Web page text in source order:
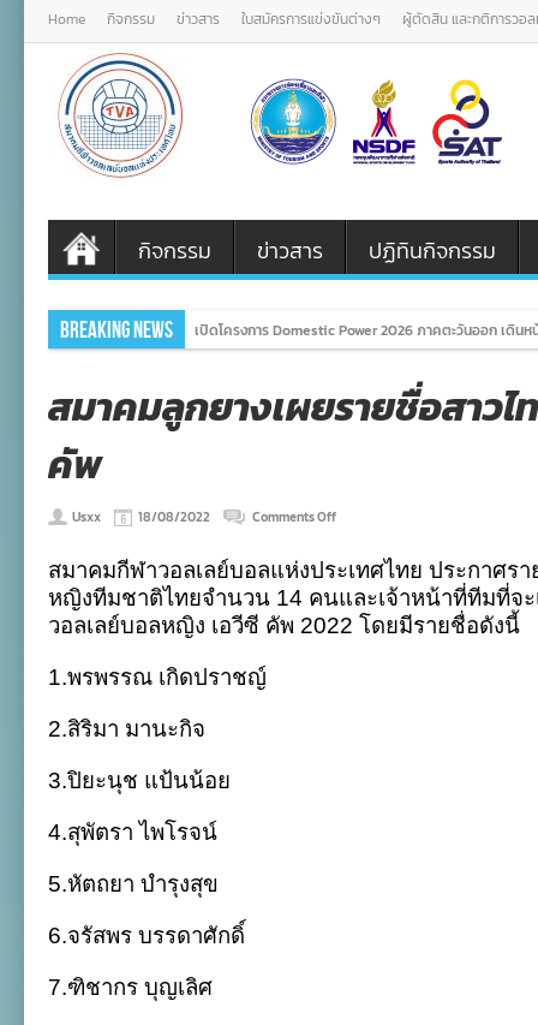
Home กิจกรรม ข่าวสาร ใบสมัครการแข่งขันต่างๆ ผู้ตัดสิน และกติการวอ
กิจกรรม ข่าวสาร ปฏิทินกิจกรรม
Breaking News เปิดโครงการ Domestic Power 2026 ภาคตะวันออก เดิ
สมาคมลูกยางเผยรายชื่อสาว
คัพ
Usxx 18/08/2022 Comments Offon
ยาง
เผย
ราย
ชื่อ
สมาคมกีฬาวอลเลย์บอลแห่งประเทศไทย ประกาศร
หญิงทีมชาติไทยจำนวน 14 คนและเจ้าหน้าที่ทีมที่จ
วอลเลย์บอลหญิง เอวีซี คัพ 2022 โดยมีรายชื่อดังนี้
1.พรพรรณ เกิดปราชญ์
2.สิริมา มานะกิจ
3.ปิยะนุช แป้นน้อย
4.สุพัตรา ไพโรจน์
5.หัตถยา บำรุงสุข
6.จรัสพร บรรดาศักดิ์
7.ฑิชากร บุญเลิศ